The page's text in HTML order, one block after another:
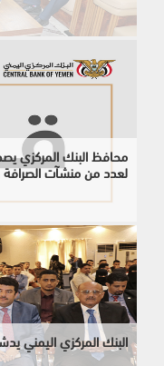
لعدد من منشآت الصرافة
البنك المركزي اليمني